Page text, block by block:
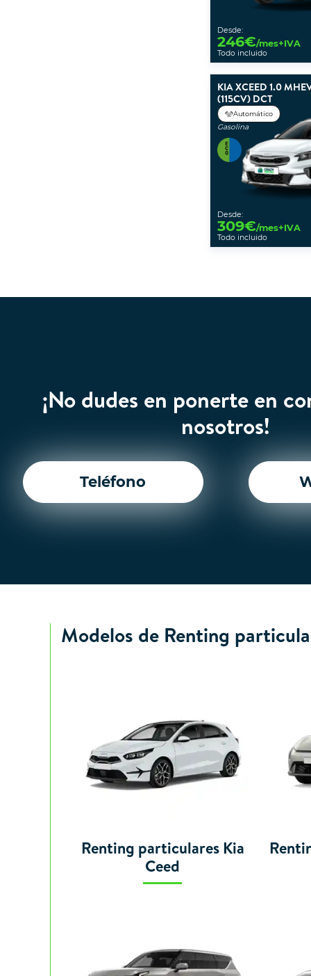
Desde:
246€/mes+IVA
Todo incluido
KIA XCEED 1.0
(115CV) DCT
Automático
Gasolina
Desde:
309€/mes+IVA
Todo incluido
¡No dudes en ponerte en
nosotros!
Teléfono
Modelos de Renting
Renting particulares Kia
Ceed